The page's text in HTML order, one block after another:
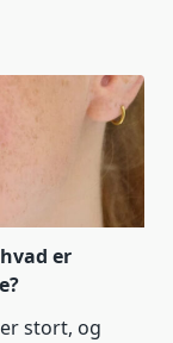
er
stort, og